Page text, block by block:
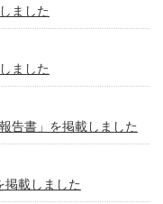
ました
ました
告書」を掲載しました
載しました